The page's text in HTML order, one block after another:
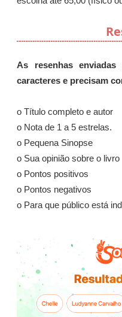
As resenhas enviadas
caracteres e precisam
o Título completo e autor
o Nota de 1 a 5 estrelas.
o Pequena Sinopse
o Sua opinião sobre o livro
o Pontos positivos
o Pontos negativos
o Para que público está